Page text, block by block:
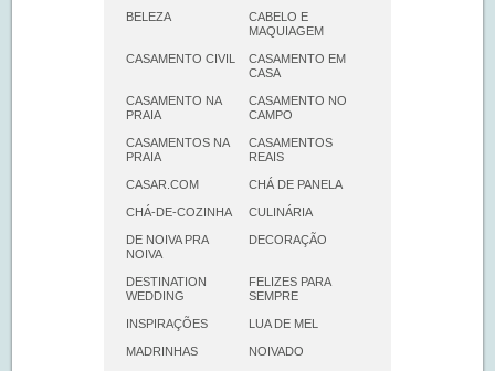
BELEZA
CABELO E
MAQUIAGEM
CASAMENTO CIVIL
CASAMENTO EM
CASA
CASAMENTO NA
PRAIA
CASAMENTO NO
CAMPO
CASAMENTOS NA
PRAIA
CASAMENTOS
REAIS
CASAR.COM CHÁ DE PANELA
CHÁ-DE-COZINHA CULINÁRIA
DE NOIVA PRA
NOIVA
DECORAÇÃO
DESTINATION
WEDDING
FELIZES PARA
SEMPRE
INSPIRAÇÕES LUA DE MEL
MADRINHAS NOIVADO